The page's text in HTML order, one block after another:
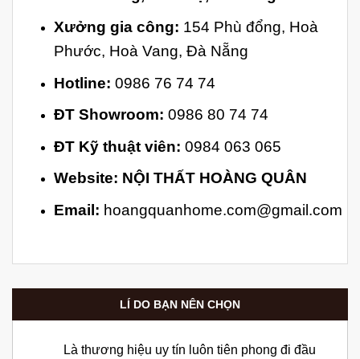
Xưởng gia công: 154 Phù đổng, Hoà
Phước, Hoà Vang, Đà Nẵng
Hotline: 0986 76 74 74
ĐT Showroom: 0986 80 74 74
ĐT Kỹ thuật viên: 0984 063 065
Website: NỘI THẤT HOÀNG QUÂN
Email: hoangquanhome.com@gmail.com
LÍ DO BẠN NÊN CHỌN
Là thương hiệu uy tín luôn tiên phong đi đầu